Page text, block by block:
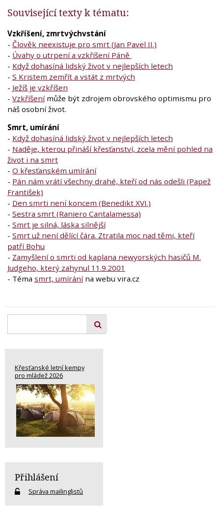
Související texty k tématu:
Vzkříšení, zmrtvýchvstání
- Člověk neexistuje pro smrt (Jan Pavel II.)
- Úvahy o utrpení a vzkříšení Páně
- Když dohasíná lidský život v nejlepších letech
- S Kristem zemřít a vstát z mrtvých
- Ježíš je vzkříšen
- Vzkříšenímůže být zdrojem obrovského optimismu pro
náš osobní život.
Smrt, umírání
- Když dohasíná lidský život v nejlepších letech
- Naděje, kterou přináší křesťanství, zcela mění pohled na
život i na smrt
- O křesťanském umírání
- Pán nám vrátí všechny drahé, kteří od nás odešli (Papež
František)
- Den smrti není koncem (Benedikt XVI.)
- Sestra smrt (Raniero Cantalamessa)
- Smrt je silná, láska silnější
- Smrt už není dělící čára. Ztratila moc nad těmi, kteří
patří Bohu
- Zamyšlení o smrti od kaplana newyorských hasičů M.
Judgeho, který zahynul 11.9.2001
- Téma smrt, umíránína webu vira.cz
Křesťanské letní kempy
pro mládež 2026
Přihlášení
Správa mailinglistů